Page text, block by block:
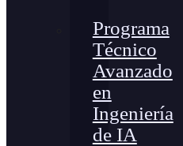
Programa
Técnico
Avanzado
en
Ingeniería
de IA